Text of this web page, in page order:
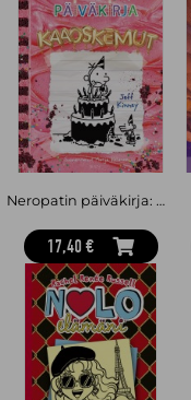
Neropatin päiväkirja: Kaaoskemut : Neropatin päiväkirja 20
17,40 €